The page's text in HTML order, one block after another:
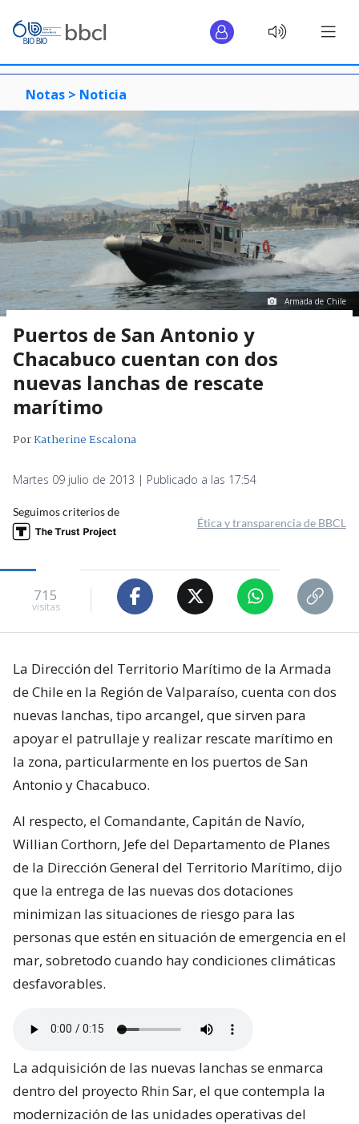
Notas > Noticia
Armada de Chile
Puertos de San Antonio y
Chacabuco cuentan con dos
nuevas lanchas de rescate
marítimo
PorKatherine Escalona
Martes 09 julio de 2013 | Publicado a las 17:54
Seguimos criterios de
Ética y transparencia de BBCL
715
visitas
La Dirección del Territorio Marítimo de la Armada
de Chile en la Región de Valparaíso, cuenta con dos
nuevas lanchas, tipo arcangel, que sirven para
apoyar el patrullaje y realizar rescate marítimo en
la zona, particularmente en los puertos de San
Antonio y Chacabuco.
Al respecto, el Comandante, Capitán de Navío,
Willian Corthorn, Jefe del Departamento de Planes
de la Dirección General del Territorio Marítimo, dijo
que la entrega de las nuevas dos dotaciones
minimizan las situaciones de riesgo para las
personas que estén en situación de emergencia en el
mar, sobretodo cuando hay condiciones climáticas
desfavorables.
La adquisición de las nuevas lanchas se enmarca
dentro del proyecto Rhin Sar, el que contempla la
modernización de las unidades operativas del